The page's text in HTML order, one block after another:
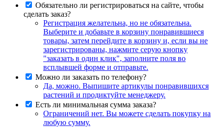
Обязательно ли регистрироваться на сайте, чтобы
сделать заказ?
Регистрация желательна, но не обязательна.
Выберите и добавьте в корзину понравившиеся
товары, затем перейдите в корзину и, если вы не
зарегистрированы, нажмите серую кнопку
"заказать в один клик", заполните поля во
всплывшей форме и отправьте.
Можно ли заказать по телефону?
Да, можно. Выпишите артикулы понравившихся
растений и продиктуйте менеджеру.
Есть ли минимальная сумма заказа?
Ограничений нет. Вы можете сделать покупку на
любую сумму.